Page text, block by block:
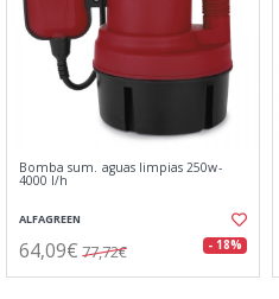
Bomba sum. aguas limpias 250w-
4000 l/h
ALFAGREEN
64,09€ 77,72€ - 18%